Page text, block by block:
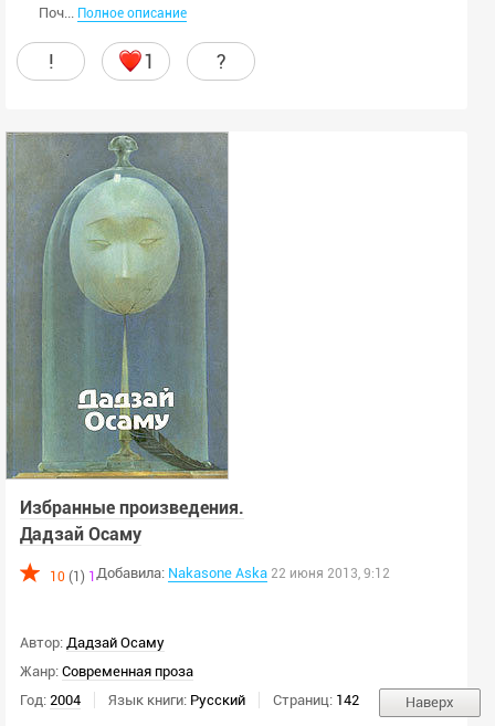
Поч...
Полное описание
! 1 ?
Избранные произведения.
Дадзай Осаму
10 (1) 1Добавила: Nakasone Aska 22 июня 2013, 9:12
Автор: Дадзай Осаму
Жанр: Современная проза
Год: 2004 Язык книги: Русский Страниц: 142 Наверх